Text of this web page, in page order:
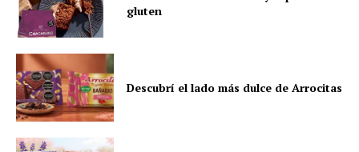
gluten
Descubrí el lado más dulce de Arrocitas